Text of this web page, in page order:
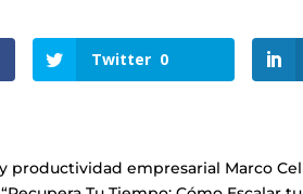
Twitter 0
productividad empresarial Marco